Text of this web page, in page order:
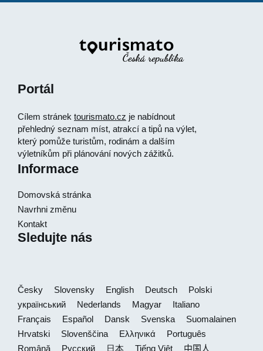
Portál
Cílem stránek tourismato.cz je nabídnout
přehledný seznam míst, atrakcí a tipů na výlet,
který pomůže turistům, rodinám a dalším
výletníkům při plánování nových zážitků.
Informace
Domovská stránka
Navrhni změnu
Kontakt
Sledujte nás
Česky Slovensky English Deutsch
Polski
український
Nederlands Magyar
Italiano
Français
Español Dansk Svenska
Suomalainen
Hrvatski
Slovenščina Ελληνικά
Português
Română
Русский 日本 Tiếng Việt 中国人